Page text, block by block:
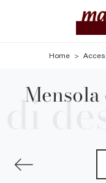
Home >